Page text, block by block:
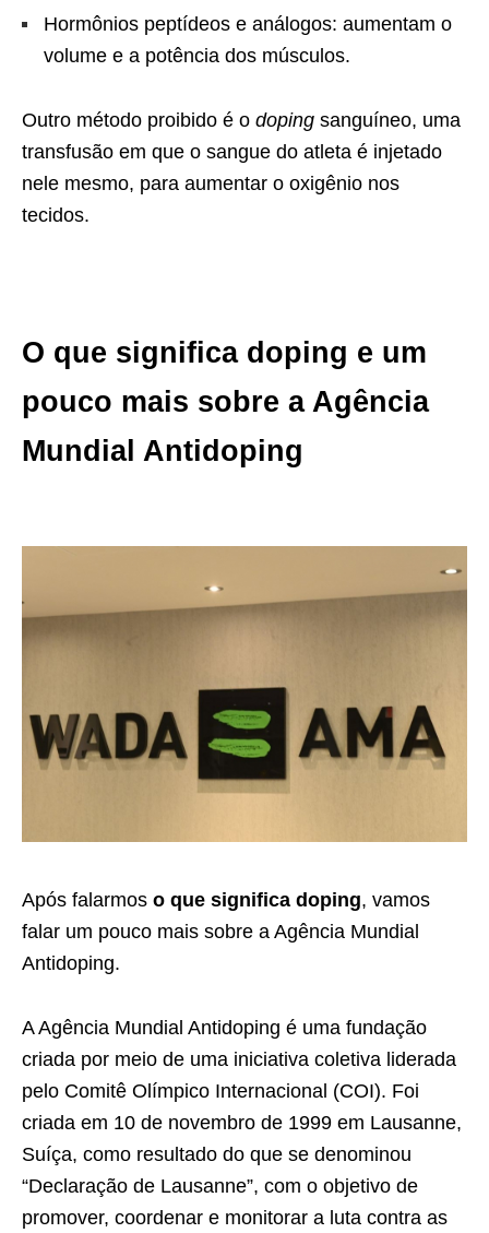
Hormônios peptídeos e análogos: aumentam o
volume e a potência dos músculos.
Outro método proibido é o doping sanguíneo, uma
transfusão em que o sangue do atleta é injetado
nele mesmo, para aumentar o oxigênio nos
tecidos.
O que significa doping e um
pouco mais sobre a Agência
Mundial Antidoping
Após falarmos o que significa doping, vamos
falar um pouco mais sobre a Agência Mundial
Antidoping.
A Agência Mundial Antidoping é uma fundação
criada por meio de uma iniciativa coletiva liderada
pelo Comitê Olímpico Internacional (COI). Foi
criada em 10 de novembro de 1999 em Lausanne,
Suíça, como resultado do que se denominou
“Declaração de Lausanne”, com o objetivo de
promover, coordenar e monitorar a luta contra as